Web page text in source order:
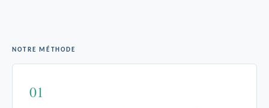
NOTRE MÉTHODE
01